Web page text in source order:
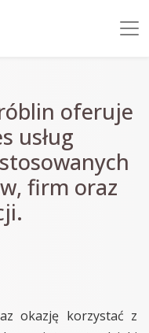
oferuje
usług
firm oraz
okazję korzystać z